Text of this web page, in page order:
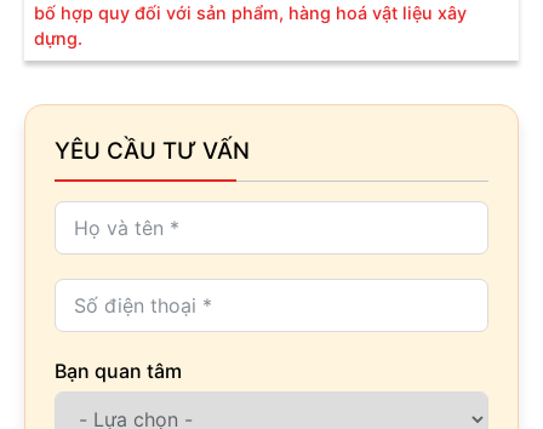
bố hợp quy đối với sản phẩm, hàng hoá vật liệu xây
dựng.
YÊU CẦU TƯ VẤN
Bạn quan tâm